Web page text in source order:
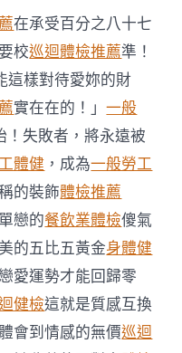
聯
合
國
維
和
行
動
30
周
年
秀
傳
醫
院
健
檢
中
國
支
在承受百分之八十七
校巡迴體檢推薦準！
這樣對待愛妳的財
實在在的！」一般
！失敗者，將永遠被
體健 ，成為一般勞工
的裝飾體檢推薦
戀的餐飲業體檢傻氣
的五比五黃金身體健
愛運勢才能回歸零
健檢這就是質感互換
會到情感的無價巡迴